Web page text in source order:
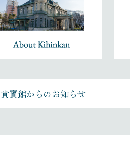
貴賓館からのお知らせ